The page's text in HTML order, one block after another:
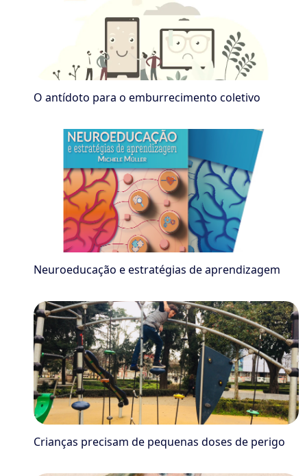
O antídoto para o emburrecimento coletivo
Neuroeducação e estratégias de aprendizagem
Crianças precisam de pequenas doses de perigo